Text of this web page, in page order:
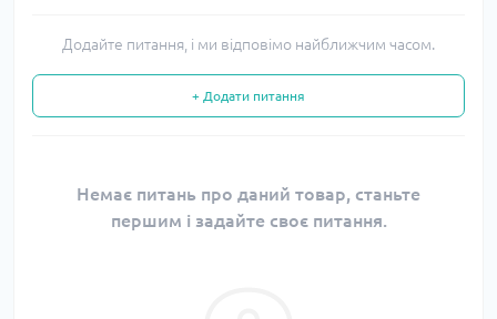
Додайте питання, і ми відповімо найближчим часом.
+ Додати питання
Немає питань про даний товар, станьте
першим і задайте своє питання.